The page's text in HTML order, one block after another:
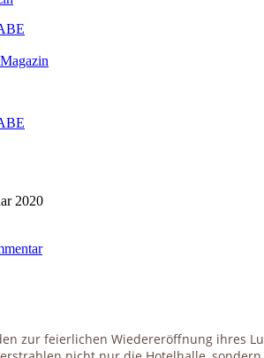
2020
zur feierlichen Wiedereröffnung ihres